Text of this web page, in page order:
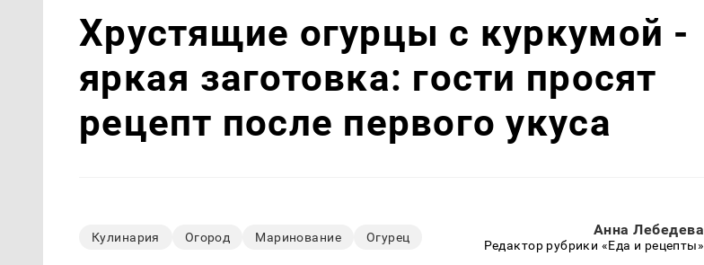
Хрустящие огурцы с куркумой -
яркая заготовка: гости просят
рецепт после первого укуса
Кулинария Огород Маринование Огурец Анна Лебедева
Редактор рубрики «Еда и рецепты»